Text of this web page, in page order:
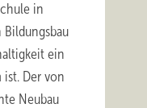
in
ein
ist. Der von
Neubau